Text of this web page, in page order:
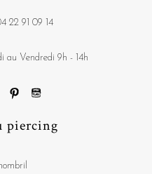
22 91 09 14
au Vendredi 9h - 14h
piercing